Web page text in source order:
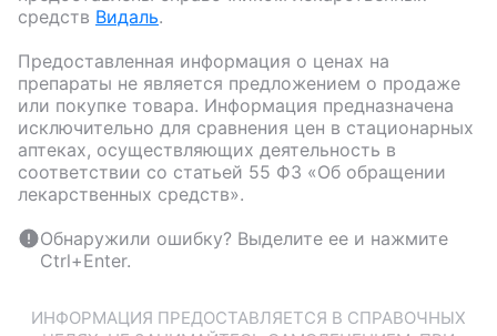
средств Видаль.
Предоставленная информация о ценах на
препараты не является предложением о продаже
или покупке товара. Информация предназначена
исключительно для сравнения цен в стационарных
аптеках, осуществляющих деятельность в
соответствии со статьей 55 ФЗ «Об обращении
лекарственных средств».
Обнаружили ошибку? Выделите ее и нажмите
Ctrl+Enter.
ИНФОРМАЦИЯ ПРЕДОСТАВЛЯЕТСЯ В СПРАВОЧНЫХ